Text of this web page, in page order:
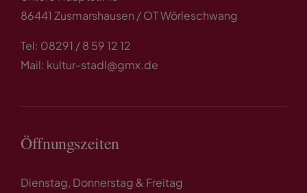
86441 Zusmarshausen / OT Wörleschwang
Tel: 08291 / 8 59 12 12
Mail: kultur-stadl@gmx.de
Öffnungszeiten
Dienstag, Donnerstag & Freitag